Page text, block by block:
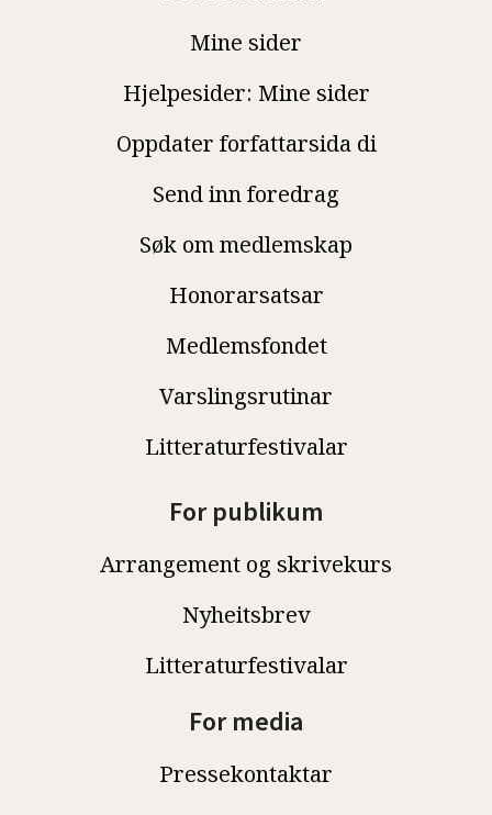
Mine sider
Hjelpesider: Mine sider
Oppdater forfattarsida di
Send inn foredrag
Søk om medlemskap
Honorarsatsar
Medlemsfondet
Varslingsrutinar
Litteraturfestivalar
For publikum
Arrangement og skrivekurs
Nyheitsbrev
Litteraturfestivalar
For media
Pressekontaktar